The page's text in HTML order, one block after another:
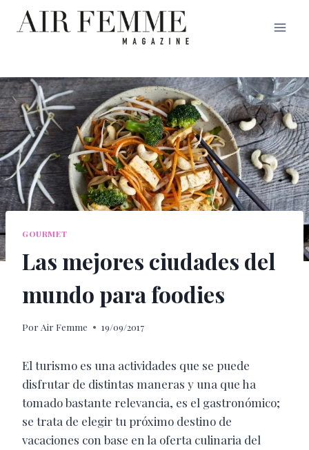
Saltar
GOURMET
Las mejores ciudades del
mundo para foodies
Por Air Femme 19/09/2017
El turismo es una actividades que se puede
disfrutar de distintas maneras y una que ha
tomado bastante relevancia, es el gastronómico;
se trata de elegir tu próximo destino de
vacaciones con base en la oferta culinaria del